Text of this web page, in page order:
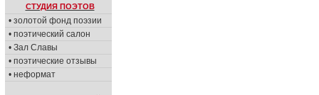
СТУДИЯ ПОЭТОВ
• золотой фонд поэзии
• поэтический салон
• Зал Славы
• поэтические отзывы
• неформат